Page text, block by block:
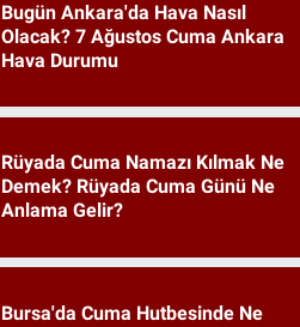
Bugün Ankara'da Hava Nasıl
Olacak? 7 Ağustos Cuma Ankara
Hava Durumu
Rüyada Cuma Namazı Kılmak Ne
Demek? Rüyada Cuma Günü Ne
Anlama Gelir?
Bursa'da Cuma Hutbesinde Ne